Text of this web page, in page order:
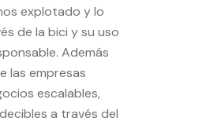
explotado y lo
de la bici y su uso
Además
las empresas
escalables,
a través del